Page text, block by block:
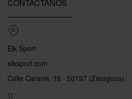
CONTÁCTANOS
Elk Sport
elksport.com
Calle Caravis, 16 · 50197 (Zaragoza)